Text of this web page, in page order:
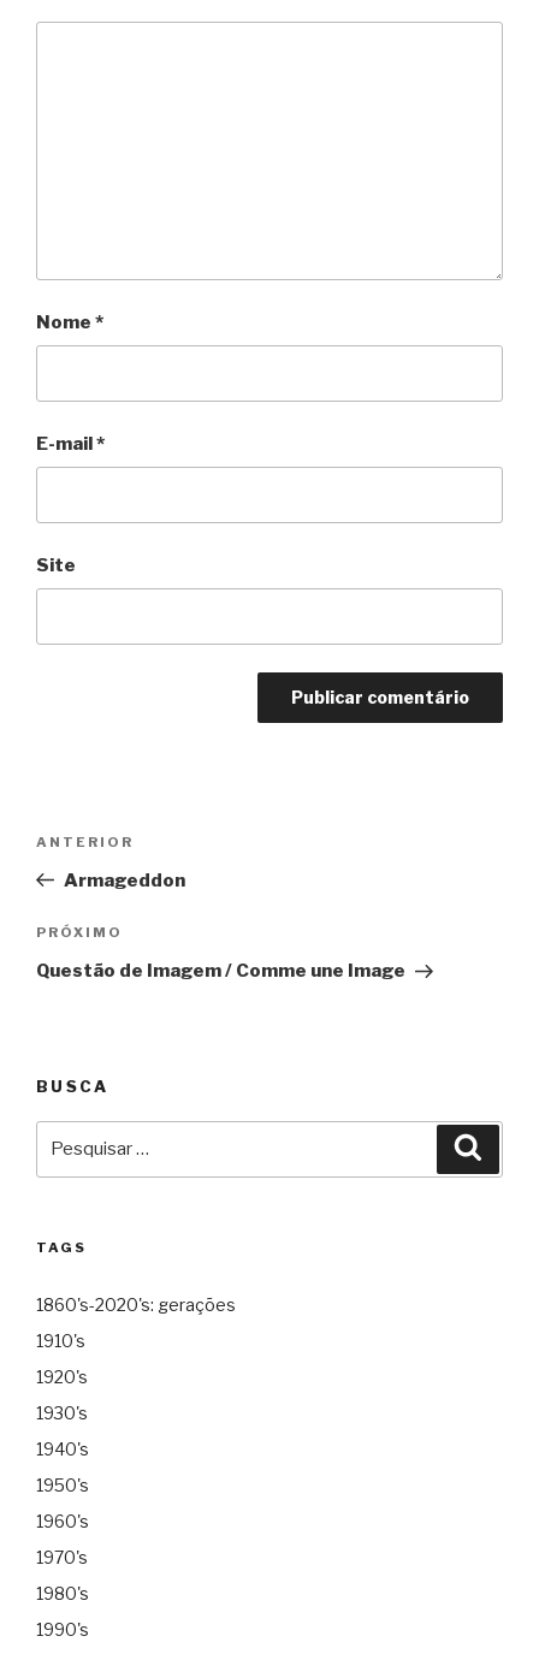
Nome *
E-mail*
Site
Post
Anterior
ANTERIOR
Armageddon
Próximo
PRÓXIMO
Questão de Imagem / Comme une Image
BUSCA
TAGS
1860's-2020's: gerações
1910's
1920's
1930's
1940's
1950's
1960's
1970's
1980's
1990's